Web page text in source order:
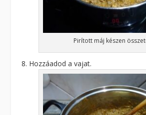
Pirított máj készen
Hozzáadod a vajat.